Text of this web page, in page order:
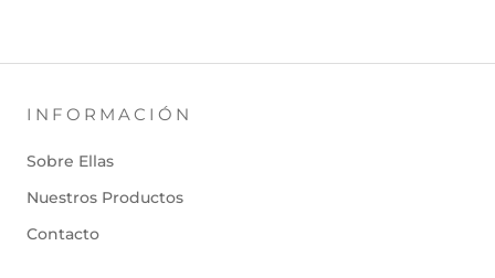
INFORMACIÓN
Sobre Ellas
Nuestros Productos
Contacto